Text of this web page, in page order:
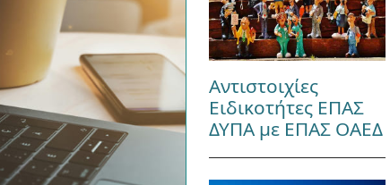
Αντιστοιχίες
Ειδικοτήτες ΕΠΑΣ
ΔΥΠΑ με ΕΠΑΣ ΟΑΕΔ